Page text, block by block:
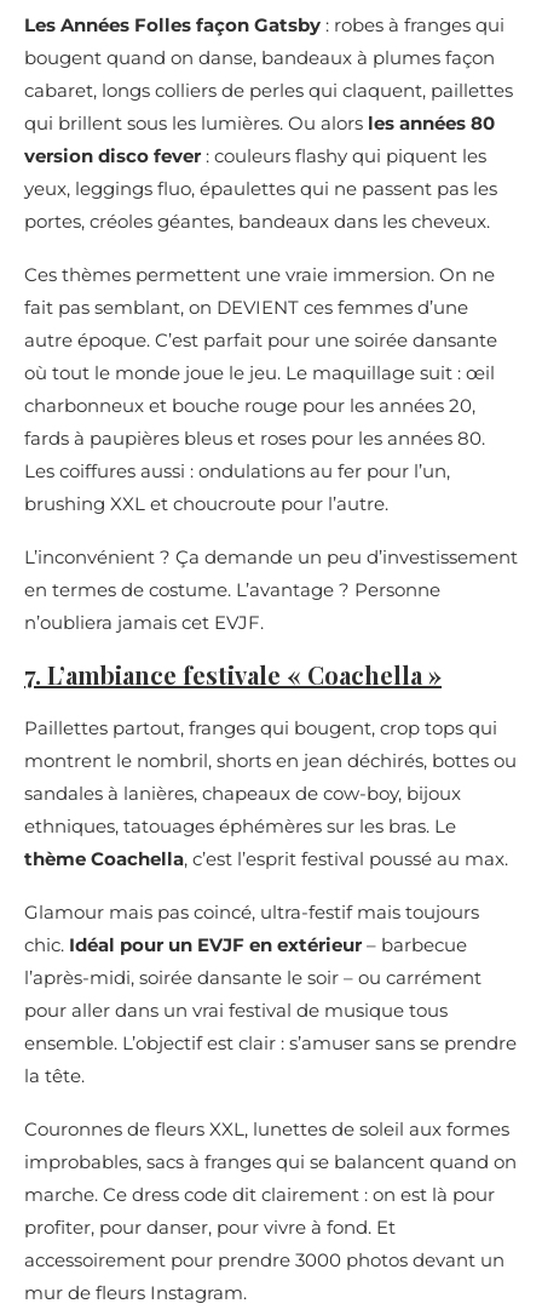
Les Années Folles façon Gatsby : robes à franges qui
bougent quand on danse, bandeaux à plumes façon
cabaret, longs colliers de perles qui claquent, paillettes
qui brillent sous les lumières. Ou alors les années 80
version disco fever : couleurs flashy qui piquent les
yeux, leggings fluo, épaulettes qui ne passent pas les
portes, créoles géantes, bandeaux dans les cheveux.
Ces thèmes permettent une vraie immersion. On ne
fait pas semblant, on DEVIENT ces femmes d’une
autre époque. C’est parfait pour une soirée dansante
où tout le monde joue le jeu. Le maquillage suit : œil
charbonneux et bouche rouge pour les années 20,
fards à paupières bleus et roses pour les années 80.
Les coiffures aussi : ondulations au fer pour l’un,
brushing XXL et choucroute pour l’autre.
L’inconvénient ? Ça demande un peu d’investissement
en termes de costume. L’avantage ? Personne
n’oubliera jamais cet EVJF.
7. L’ambiance festivale « Coachella »
Paillettes partout, franges qui bougent, crop tops qui
montrent le nombril, shorts en jean déchirés, bottes ou
sandales à lanières, chapeaux de cow-boy, bijoux
ethniques, tatouages éphémères sur les bras. Le
thème Coachella, c’est l’esprit festival poussé au max.
Glamour mais pas coincé, ultra-festif mais toujours
chic. Idéal pour un EVJF en extérieur – barbecue
l’après-midi, soirée dansante le soir – ou carrément
pour aller dans un vrai festival de musique tous
ensemble. L’objectif est clair : s’amuser sans se prendre
la tête.
Couronnes de fleurs XXL, lunettes de soleil aux formes
improbables, sacs à franges qui se balancent quand on
marche. Ce dress code dit clairement : on est là pour
profiter, pour danser, pour vivre à fond. Et
accessoirement pour prendre 3000 photos devant un
mur de fleurs Instagram.